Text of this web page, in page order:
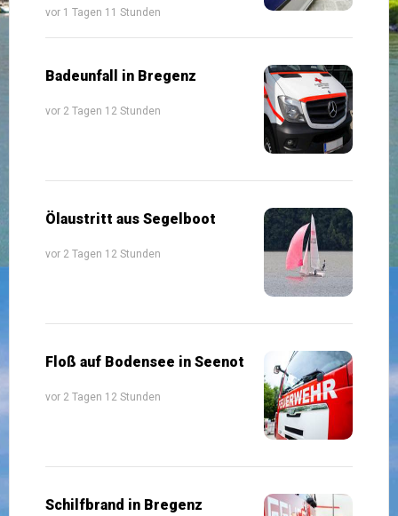
vor 1 Tagen 11 Stunden
Badeunfall in Bregenz
vor 2 Tagen 12 Stunden
Ölaustritt aus Segelboot
vor 2 Tagen 12 Stunden
Floß auf Bodensee in Seenot
vor 2 Tagen 12 Stunden
Schilfbrand in Bregenz